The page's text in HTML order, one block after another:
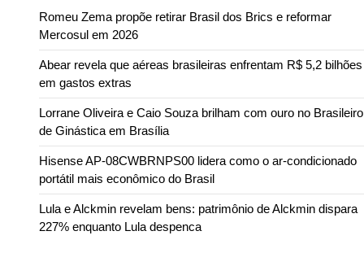
Romeu Zema propõe retirar Brasil dos Brics e reformar
Mercosul em 2026
Abear revela que aéreas brasileiras enfrentam R$ 5,2 bilhões
em gastos extras
Lorrane Oliveira e Caio Souza brilham com ouro no Brasileiro
de Ginástica em Brasília
Hisense AP-08CWBRNPS00 lidera como o ar-condicionado
portátil mais econômico do Brasil
Lula e Alckmin revelam bens: patrimônio de Alckmin dispara
227% enquanto Lula despenca